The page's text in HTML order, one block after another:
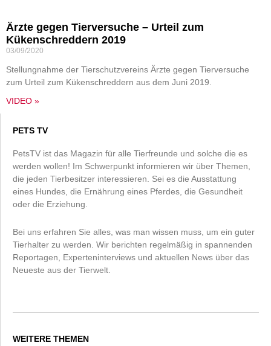
Ärzte gegen Tierversuche – Urteil zum
Kükenschreddern 2019
03/09/2020
Stellungnahme der Tierschutzvereins Ärzte gegen Tierversuche
zum Urteil zum Kükenschreddern aus dem Juni 2019.
VIDEO »
PETS TV
PetsTV ist das Magazin für alle Tierfreunde und solche die es
werden wollen! Im Schwerpunkt informieren wir über Themen,
die jeden Tierbesitzer interessieren. Sei es die Ausstattung
eines Hundes, die Ernährung eines Pferdes, die Gesundheit
oder die Erziehung.
Bei uns erfahren Sie alles, was man wissen muss, um ein guter
Tierhalter zu werden. Wir berichten regelmäßig in spannenden
Reportagen, Experteninterviews und aktuellen News über das
Neueste aus der Tierwelt.
WEITERE THEMEN